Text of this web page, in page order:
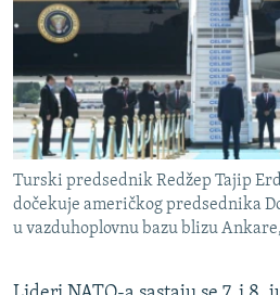
DNEVNO@RSE
SPECIJALI RSE
VIŠE OD NASLOVA
GENOCID U SREBRENICI
POPLAVE I KLIZIŠTA U BIH 2024.
TV LIBERTY
PRATITE NAS
Sve RFE/RL stranice
Turski predsednik Redžep Tajip
dočekuje američkog predsednika
u vazduhoplovnu bazu blizu